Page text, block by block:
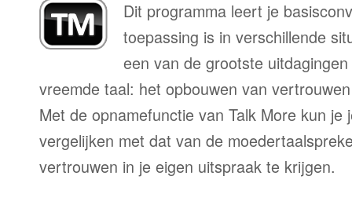
Dit programma leert je
toepassing is in verschillende
een van de grootste
vreemde taal: het opbouwen van
Met de opnamefunctie van Talk More kun je
vergelijken met dat van de
vertrouwen in je eigen uitspraak te krijgen.